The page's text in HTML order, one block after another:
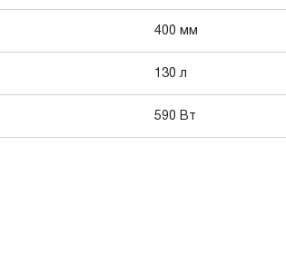
400 мм
130 л
590 Вт